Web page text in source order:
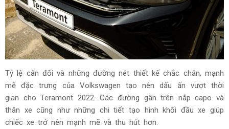
Tỷ lệ cân đối và những đường nét thiết kế chắc chắn, mạnh
mẽ đặc trưng của Volkswagen tạo nên dấu ấn vượt thời
gian cho Teramont 2022. Các đường gân trên nắp capo và
thân xe cũng như những chi tiết tạo hình khối đầu xe giúp
chiếc xe trở nên mạnh mẽ và thu hút hơn.